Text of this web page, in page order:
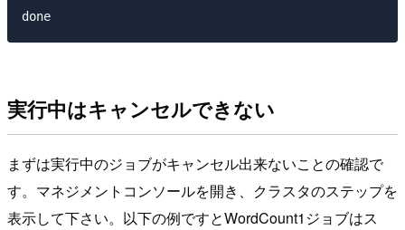
実行中はキャンセルできない
まずは実行中のジョブがキャンセル出来ないことの確認で
す。マネジメントコンソールを開き、クラスタのステップを
表示して下さい。以下の例ですとWordCount1ジョブはス